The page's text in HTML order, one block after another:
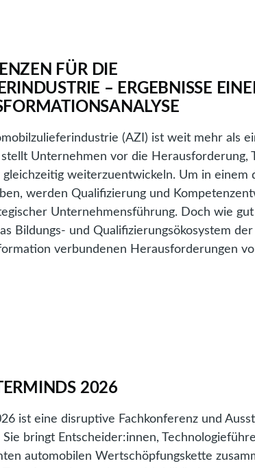
FÜR DIE
– ERGEBNISSE
(AZI) ist weit mehr als
Unternehmen vor die Herausforderung,
weiterzuentwickeln. Um in einem
werden Qualifizierung und
Unternehmensführung. Doch wie
Bildungs- und Qualifizierungsökosystem
verbundenen Herausforderungen
2026
ist eine disruptive Fachkonferenz und
bringt Entscheider:innen,
automobilen Wertschöpfungskette